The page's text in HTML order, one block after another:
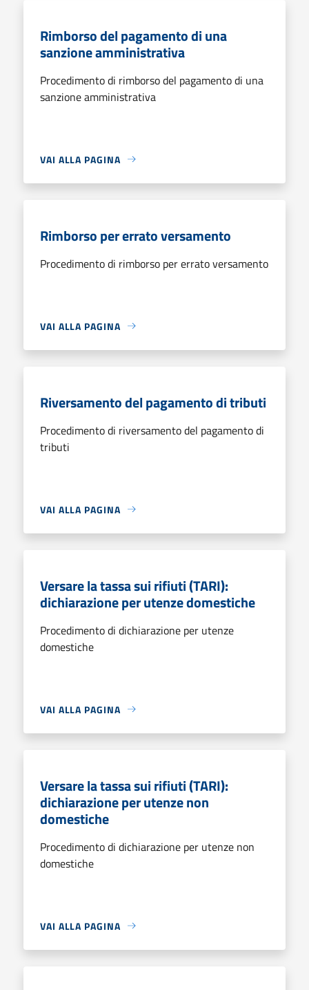
Rimborso del pagamento di una
sanzione amministrativa
Procedimento di rimborso del pagamento di una
sanzione amministrativa
VAI ALLA PAGINA
Rimborso per errato versamento
Procedimento di rimborso per errato versamento
VAI ALLA PAGINA
Riversamento del pagamento di tributi
Procedimento di riversamento del pagamento di
tributi
VAI ALLA PAGINA
Versare la tassa sui rifiuti (TARI):
dichiarazione per utenze domestiche
Procedimento di dichiarazione per utenze
domestiche
VAI ALLA PAGINA
Versare la tassa sui rifiuti (TARI):
dichiarazione per utenze non
domestiche
Procedimento di dichiarazione per utenze non
domestiche
VAI ALLA PAGINA